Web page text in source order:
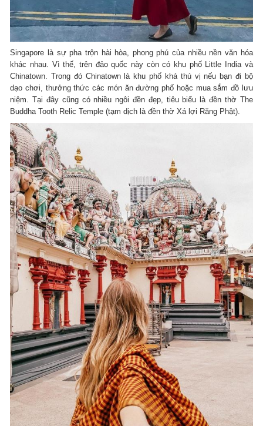
Singapore là sự pha trộn hài hòa, phong phú của nhiều nền văn hóa
khác nhau. Vì thế, trên đảo quốc này còn có khu phố Little India và
Chinatown. Trong đó Chinatown là khu phố khá thú vị nếu bạn đi bộ
dạo chơi, thưởng thức các món ăn đường phố hoặc mua sắm đồ lưu
niệm. Tại đây cũng có nhiều ngôi đền đẹp, tiêu biểu là đền thờ The
Buddha Tooth Relic Temple (tạm dịch là đền thờ Xá lợi Răng Phật).